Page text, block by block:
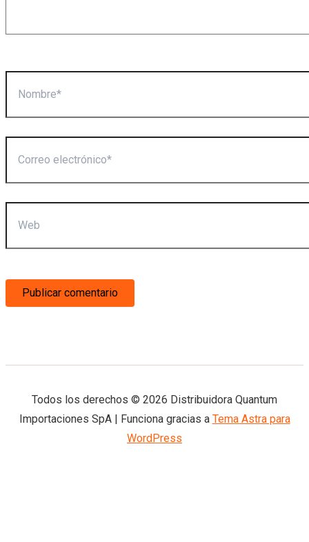
electrónico*
Todos los derechos © 2026 Distribuidora Quantum
Importaciones SpA | Funciona gracias a Tema Astra para
WordPress